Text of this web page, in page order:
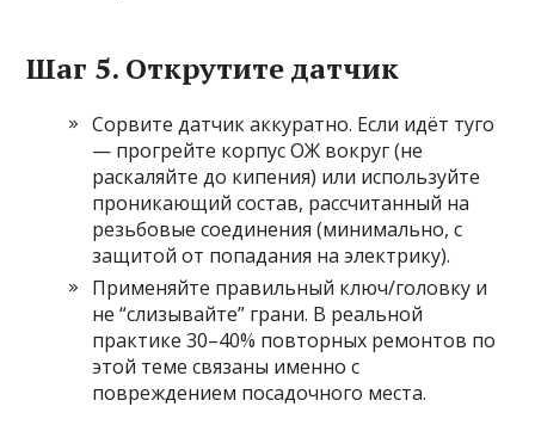
Шаг 5. Открутите датчик
Сорвите датчик аккуратно. Если идёт туго
— прогрейте корпус ОЖ вокруг (не
раскаляйте до кипения) или используйте
проникающий состав, рассчитанный на
резьбовые соединения (минимально, с
защитой от попадания на электрику).
Применяйте правильный ключ/головку и
не “слизывайте” грани. В реальной
практике 30–40% повторных ремонтов по
этой теме связаны именно с
повреждением посадочного места.